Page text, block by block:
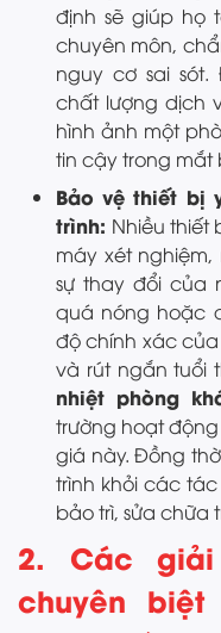
định sẽ giúp họ
chuyên môn,
nguy cơ sai
chất lượng dịch
hình ảnh một
tin cậy trong mắt
Bảo vệ thiết bị
trình: Nhiều thiết
máy xét
sự thay đổi của
quá nóng hoặc
độ chính xác
và rút ngắn tuổi
nhiệt phòng
trường hoạt
giá này. Đồng
trình khỏi các
bảo trì, sửa chữa
2. Các
chuyên